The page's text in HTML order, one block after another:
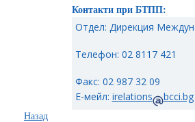
Контакти при БТПП:
Отдел: Дирекция
Телефон: 02 8117 421
Факс: 02 987 32 09
Е-мейл: irelations bcci.bg
Назад